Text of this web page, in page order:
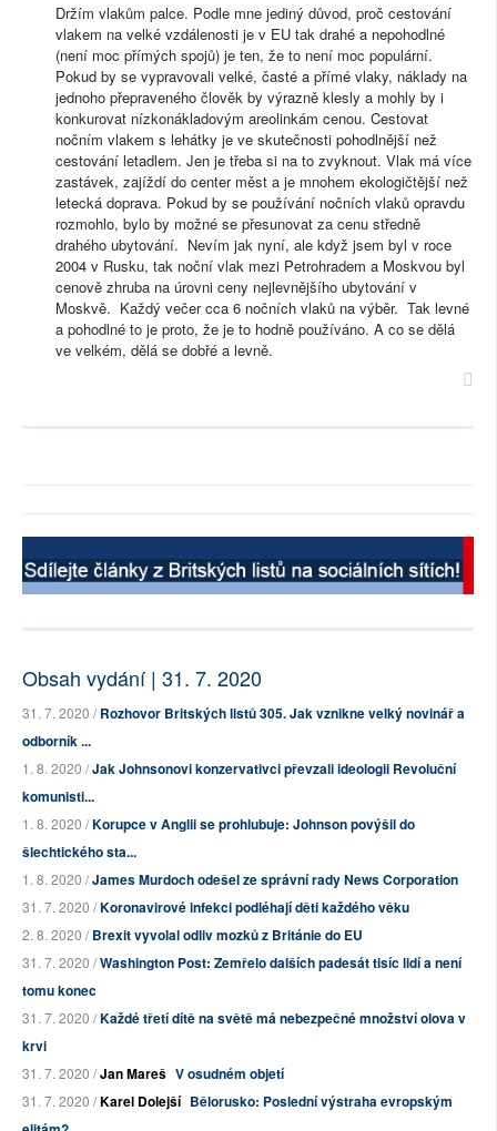
Držím vlakům palce. Podle mne jediný důvod, proč cestování
vlakem na velké vzdálenosti je v EU tak drahé a nepohodlné
(není moc přímých spojů) je ten, že to není moc populární.
Pokud by se vypravovali velké, časté a přímé vlaky, náklady na
jednoho přepraveného člověk by výrazně klesly a mohly by i
konkurovat nízkonákladovým areolinkám cenou. Cestovat
nočním vlakem s lehátky je ve skutečnosti pohodlnější než
cestování letadlem. Jen je třeba si na to zvyknout. Vlak má více
zastávek, zajíždí do center měst a je mnohem ekologičtější než
letecká doprava. Pokud by se používání nočních vlaků opravdu
rozmohlo, bylo by možné se přesunovat za cenu středně
drahého ubytování. Nevím jak nyní, ale když jsem byl v roce
2004 v Rusku, tak noční vlak mezi Petrohradem a Moskvou byl
cenově zhruba na úrovni ceny nejlevnějšího ubytování v
Moskvě. Každý večer cca 6 nočních vlaků na výběr. Tak levné
a pohodlné to je proto, že je to hodně používáno. A co se dělá
ve velkém, dělá se dobřé a levně.
Obsah vydání | 31. 7. 2020
31. 7. 2020 /Rozhovor Britských listů 305. Jak vznikne velký novinář a
odborník ...
1. 8. 2020 /Jak Johnsonovi konzervativci převzali ideologii Revoluční
komunisti...
1. 8. 2020 /Korupce v Anglii se prohlubuje: Johnson povýšil do
šlechtického sta...
1. 8. 2020 /James Murdoch odešel ze správní rady News Corporation
31. 7. 2020 /Koronavirové infekci podléhají děti každého věku
2. 8. 2020 /Brexit vyvolal odliv mozků z Británie do EU
31. 7. 2020 /Washington Post: Zemřelo dalších padesát tisíc lidí a není
tomu konec
31. 7. 2020 /Každé třetí dítě na světě má nebezpečné množství olova v
krvi
31. 7. 2020 /Jan Mareš V osudném objetí
31. 7. 2020 /Karel Dolejší Bělorusko: Poslední výstraha evropským